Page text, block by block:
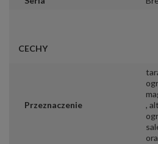
CECHY
Przeznaczenie
,